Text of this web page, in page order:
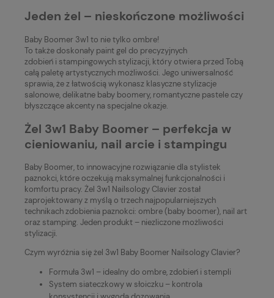
Jeden żel – nieskończone możliwości
Baby Boomer 3w1 to nie tylko ombre!
To także doskonały paint gel do precyzyjnych
zdobień i stampingowych stylizacji, który otwiera przed Tobą
całą paletę artystycznych możliwości. Jego uniwersalność
sprawia, że z łatwością wykonasz klasyczne stylizacje
salonowe, delikatne baby boomery, romantyczne pastele czy
błyszczące akcenty na specjalne okazje.
Żel 3w1 Baby Boomer – perfekcja w
cieniowaniu, nail arcie i stampingu
Baby Boomer, to innowacyjne rozwiązanie dla stylistek
paznokci, które oczekują maksymalnej funkcjonalności i
komfortu pracy. Żel 3w1 Nailsology Clavier został
zaprojektowany z myślą o trzech najpopularniejszych
technikach zdobienia paznokci: ombre (baby boomer), nail art
oraz stamping. Jeden produkt – niezliczone możliwości
stylizacji.
Czym wyróżnia się żel 3w1 Baby Boomer Nailsology Clavier?
Formuła 3w1 – idealny do ombre, zdobień i stempli
System siateczkowy w słoiczku – kontrola